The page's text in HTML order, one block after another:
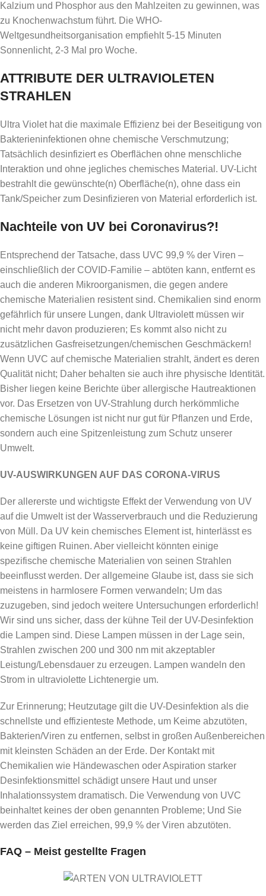
Kalzium und Phosphor aus den Mahlzeiten zu gewinnen, was
zu Knochenwachstum führt. Die WHO-
Weltgesundheitsorganisation empfiehlt 5-15 Minuten
Sonnenlicht, 2-3 Mal pro Woche.
ATTRIBUTE DER ULTRAVIOLETEN
STRAHLEN
Ultra Violet hat die maximale Effizienz bei der Beseitigung von
Bakterieninfektionen ohne chemische Verschmutzung;
Tatsächlich desinfiziert es Oberflächen ohne menschliche
Interaktion und ohne jegliches chemisches Material. UV-Licht
bestrahlt die gewünschte(n) Oberfläche(n), ohne dass ein
Tank/Speicher zum Desinfizieren von Material erforderlich ist.
Nachteile von UV bei Coronavirus?!
Entsprechend der Tatsache, dass UVC 99,9 % der Viren –
einschließlich der COVID-Familie – abtöten kann, entfernt es
auch die anderen Mikroorganismen, die gegen andere
chemische Materialien resistent sind. Chemikalien sind enorm
gefährlich für unsere Lungen, dank Ultraviolett müssen wir
nicht mehr davon produzieren; Es kommt also nicht zu
zusätzlichen Gasfreisetzungen/chemischen Geschmäckern!
Wenn UVC auf chemische Materialien strahlt, ändert es deren
Qualität nicht; Daher behalten sie auch ihre physische Identität.
Bisher liegen keine Berichte über allergische Hautreaktionen
vor. Das Ersetzen von UV-Strahlung durch herkömmliche
chemische Lösungen ist nicht nur gut für Pflanzen und Erde,
sondern auch eine Spitzenleistung zum Schutz unserer
Umwelt.
UV-AUSWIRKUNGEN AUF DAS CORONA-VIRUS
Der allererste und wichtigste Effekt der Verwendung von UV
auf die Umwelt ist der Wasserverbrauch und die Reduzierung
von Müll. Da UV kein chemisches Element ist, hinterlässt es
keine giftigen Ruinen. Aber vielleicht könnten einige
spezifische chemische Materialien von seinen Strahlen
beeinflusst werden. Der allgemeine Glaube ist, dass sie sich
meistens in harmlosere Formen verwandeln; Um das
zuzugeben, sind jedoch weitere Untersuchungen erforderlich!
Wir sind uns sicher, dass der kühne Teil der UV-Desinfektion
die Lampen sind. Diese Lampen müssen in der Lage sein,
Strahlen zwischen 200 und 300 nm mit akzeptabler
Leistung/Lebensdauer zu erzeugen. Lampen wandeln den
Strom in ultraviolette Lichtenergie um.
Zur Erinnerung; Heutzutage gilt die UV-Desinfektion als die
schnellste und effizienteste Methode, um Keime abzutöten,
Bakterien/Viren zu entfernen, selbst in großen Außenbereichen
mit kleinsten Schäden an der Erde. Der Kontakt mit
Chemikalien wie Händewaschen oder Aspiration starker
Desinfektionsmittel schädigt unsere Haut und unser
Inhalationssystem dramatisch. Die Verwendung von UVC
beinhaltet keines der oben genannten Probleme; Und Sie
werden das Ziel erreichen, 99,9 % der Viren abzutöten.
FAQ – Meist gestellte Fragen